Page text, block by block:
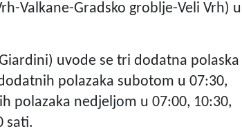
Valkane-Gradsko groblje-Veli Vrh) u
uvode se tri dodatna polaska
polazaka subotom u 07:30,
polazaka nedjeljom u 07:00, 10:30,
sati.